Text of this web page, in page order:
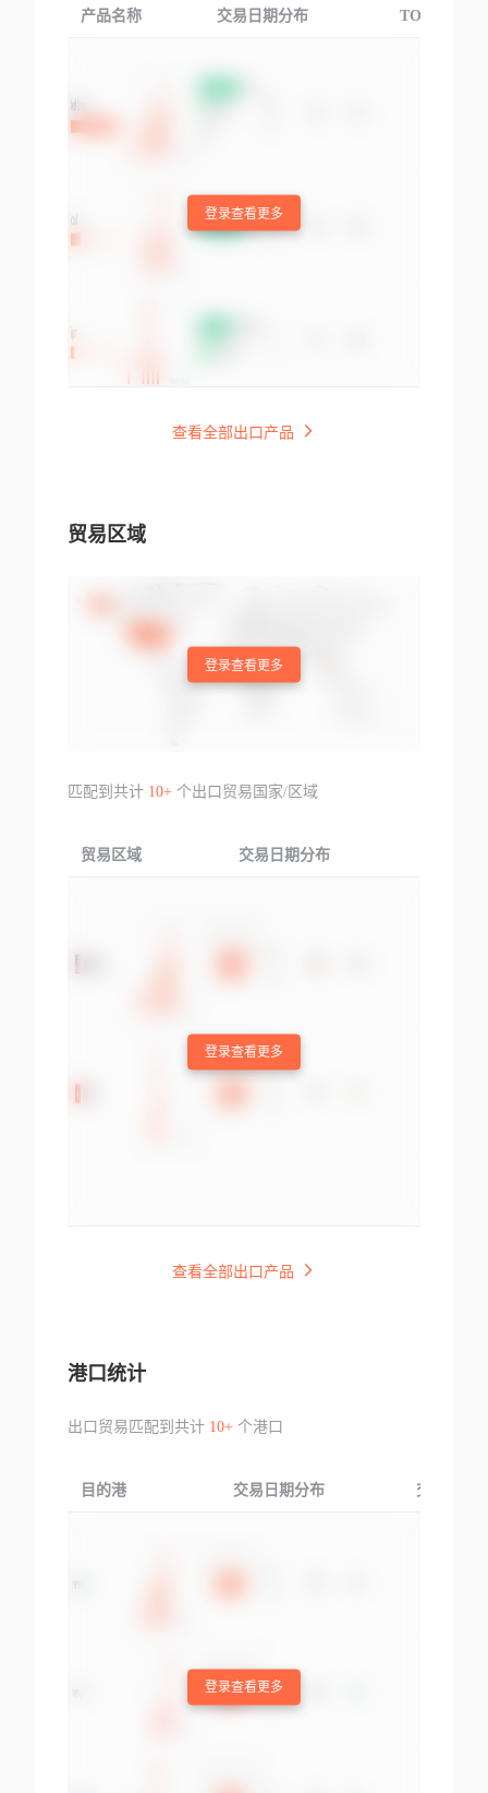
产品名称 交易日期分布 TOP3交易国
登录查看更多
查看全部出口产品
贸易区域
登录查看更多
匹配到共计 10+个出口贸易国家/区域
贸易区域 交易日期分布
登录查看更多
查看全部出口产品
港口统计
出口贸易匹配到共计 10+个港口
目的港 交易日期分布 交易产品
登录查看更多